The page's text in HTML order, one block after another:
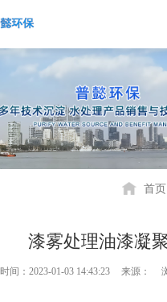
首页
漆雾处理油漆凝
时间：2023-01-03 14:43:23 来源：